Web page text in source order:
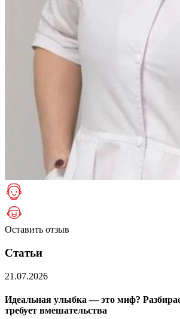
Оставить отзыв
Статьи
21.07.2026
Идеальная улыбка — это миф?
требует вмешательства